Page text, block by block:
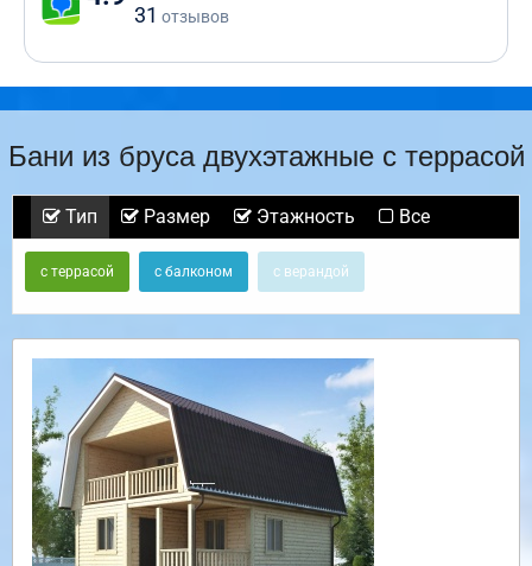
31 отзывов
Бани из бруса двухэтажные с террасой
Тип Размер Этажность Все
с террасой с балконом с верандой